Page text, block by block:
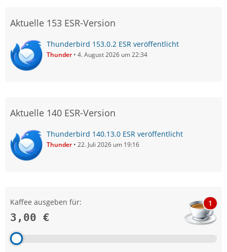
Aktuelle 153 ESR-Version
Thunderbird 153.0.2 ESR veröffentlicht
Thunder 4. August 2026 um 22:34
Aktuelle 140 ESR-Version
Thunderbird 140.13.0 ESR veröffentlicht
Thunder 22. Juli 2026 um 19:16
Kaffee ausgeben für:
3,00 €
1